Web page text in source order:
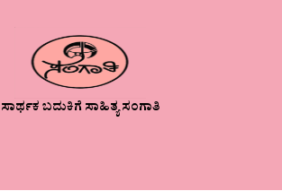
ಸಾರ್ಥಕ ಬದುಕಿಗೆ ಸಾಹಿತ್ಯ ಸಂಗಾತಿ